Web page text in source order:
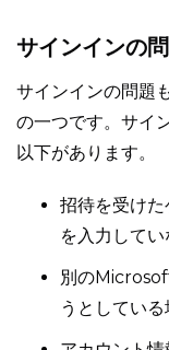
サインインの
サインインの問題
の一つです。サイ
以下があります。
招待を受け
を入力して
別の
うとしている